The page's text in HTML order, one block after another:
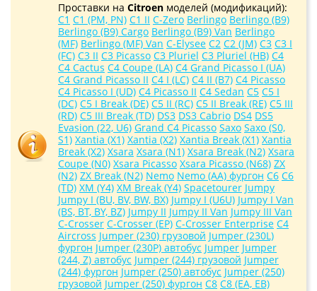
Проставки на Citroen моделей (модификаций):
C1 C1 (PM, PN) C1 II C-Zero Berlingo Berlingo (B9)
Berlingo (B9) Cargo Berlingo (B9) Van Berlingo
(MF) Berlingo (MF) Van C-Elysee C2 C2 (JM) C3 C3 I
(FC) C3 II C3 Picasso C3 Pluriel C3 Pluriel (HB) C4
C4 Cactus C4 Coupe (LA) C4 Grand Picasso I (UA)
C4 Grand Picasso II C4 I (LC) C4 II (B7) C4 Picasso
C4 Picasso I (UD) C4 Picasso II C4 Sedan C5 C5 I
(DC) C5 I Break (DE) C5 II (RC) C5 II Break (RE) C5 III
(RD) C5 III Break (TD) DS3 DS3 Cabrio DS4 DS5
Evasion (22, U6) Grand C4 Picasso Saxo Saxo (S0,
S1) Xantia (X1) Xantia (X2) Xantia Break (X1) Xantia
Break (X2) Xsara Xsara (N1) Xsara Break (N2) Xsara
Coupe (N0) Xsara Picasso Xsara Picasso (N68) ZX
(N2) ZX Break (N2) Nemo Nemo (AA) фургон C6 C6
(TD) XM (Y4) XM Break (Y4) Spacetourer Jumpy
Jumpy I (BU, BV, BW, BX) Jumpy I (U6U) Jumpy I Van
(BS, BT, BY, BZ) Jumpy II Jumpy II Van Jumpy III Van
C-Crosser C-Crosser (EP) C-Crosser Enterprise C4
Aircross Jumper (230) грузовой Jumper (230L)
фургон Jumper (230P) автобус Jumper Jumper
(244, Z) автобус Jumper (244) грузовой Jumper
(244) фургон Jumper (250) автобус Jumper (250)
грузовой Jumper (250) фургон C8 C8 (EA, EB)